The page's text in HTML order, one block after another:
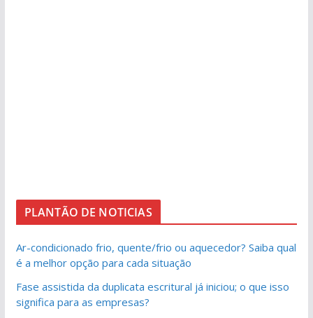
PLANTÃO DE NOTICIAS
Ar-condicionado frio, quente/frio ou aquecedor? Saiba qual
é a melhor opção para cada situação
Fase assistida da duplicata escritural já iniciou; o que isso
significa para as empresas?